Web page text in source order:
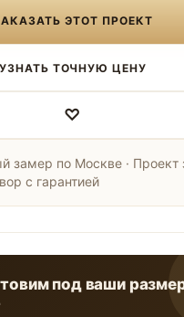
ЭТОТ ПРОЕКТ
УЗНАТЬ ТОЧНУЮ ЦЕНУ
♡
замер по Москве · Проект
с гарантией
под ваши